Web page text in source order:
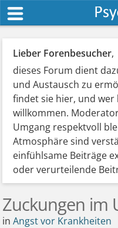
Lieber Forenbesucher,
dieses Forum dient
und Austausch zu
findet sie hier, und
willkommen.
Umgang respektvoll
Atmosphäre sind
einfühlsame Beiträge
oder verurteilende
Zuckungen im
inAngst vor Krankheiten